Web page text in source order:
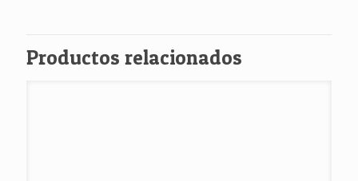
Productos relacionados